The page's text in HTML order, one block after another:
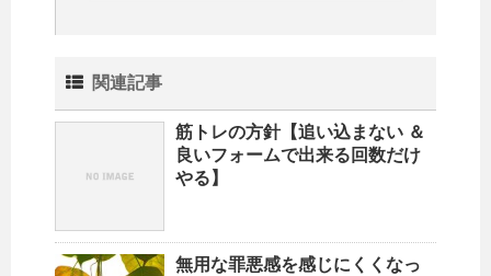
関連記事
筋トレの方針【追い込まない ＆
良いフォームで出来る回数だけ
やる】
無用な罪悪感を感じにくくなっ